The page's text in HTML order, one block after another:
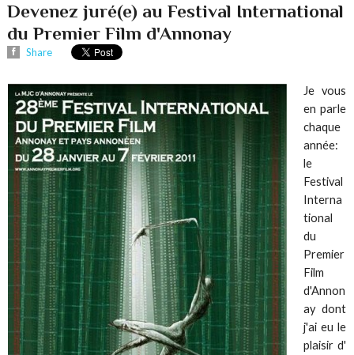
Devenez juré(e) au Festival International
du Premier Film d'Annonay
Share
Je vous
en parle
chaque
année:
le
Festival
Interna
tional
du
Premier
Film
d'Annon
ay dont
j'ai eu le
plaisir d'